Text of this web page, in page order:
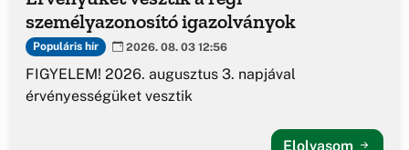
személyazonosító igazolványok
Populáris hír 2026. 08. 03 12:56
FIGYELEM! 2026. augusztus 3. napjával
érvényességüket vesztik
Elolvasom